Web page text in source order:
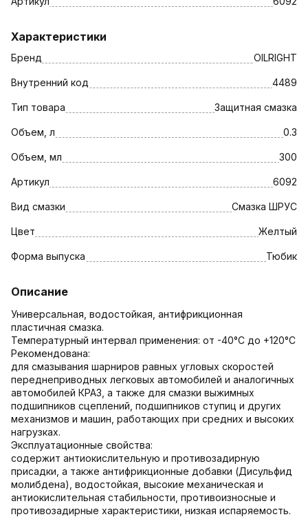
Характеристики
Бренд OILRIGHT
Внутренний код 4489
Тип товара Защитная смазка
Объем, л 0.3
Объем, мл 300
Артикул 6092
Вид смазки Смазка ШРУС
Цвет Желтый
Форма выпуска Тюбик
Описание
Универсальная, водостойкая, антифрикционная
пластичная смазка.
Температурный интервал применения: от -40°C до +120°C
Рекомендована:
для смазывания шарниров равных угловых скоростей
переднеприводных легковых автомобилей и аналогичных
автомобилей КРАЗ, а также для смазки выжимных
подшипников сцеплений, подшипников ступиц и других
механизмов и машин, работающих при средних и высоких
нагрузках.
Эксплуатационные свойства:
содержит антиокислительную и противозадирную
присадки, а также антифрикционные добавки (Дисульфид
молибдена), водостойкая, высокие механическая и
антиокислительная стабильности, противоизносные и
противозадирные характеристики, низкая испаряемость.